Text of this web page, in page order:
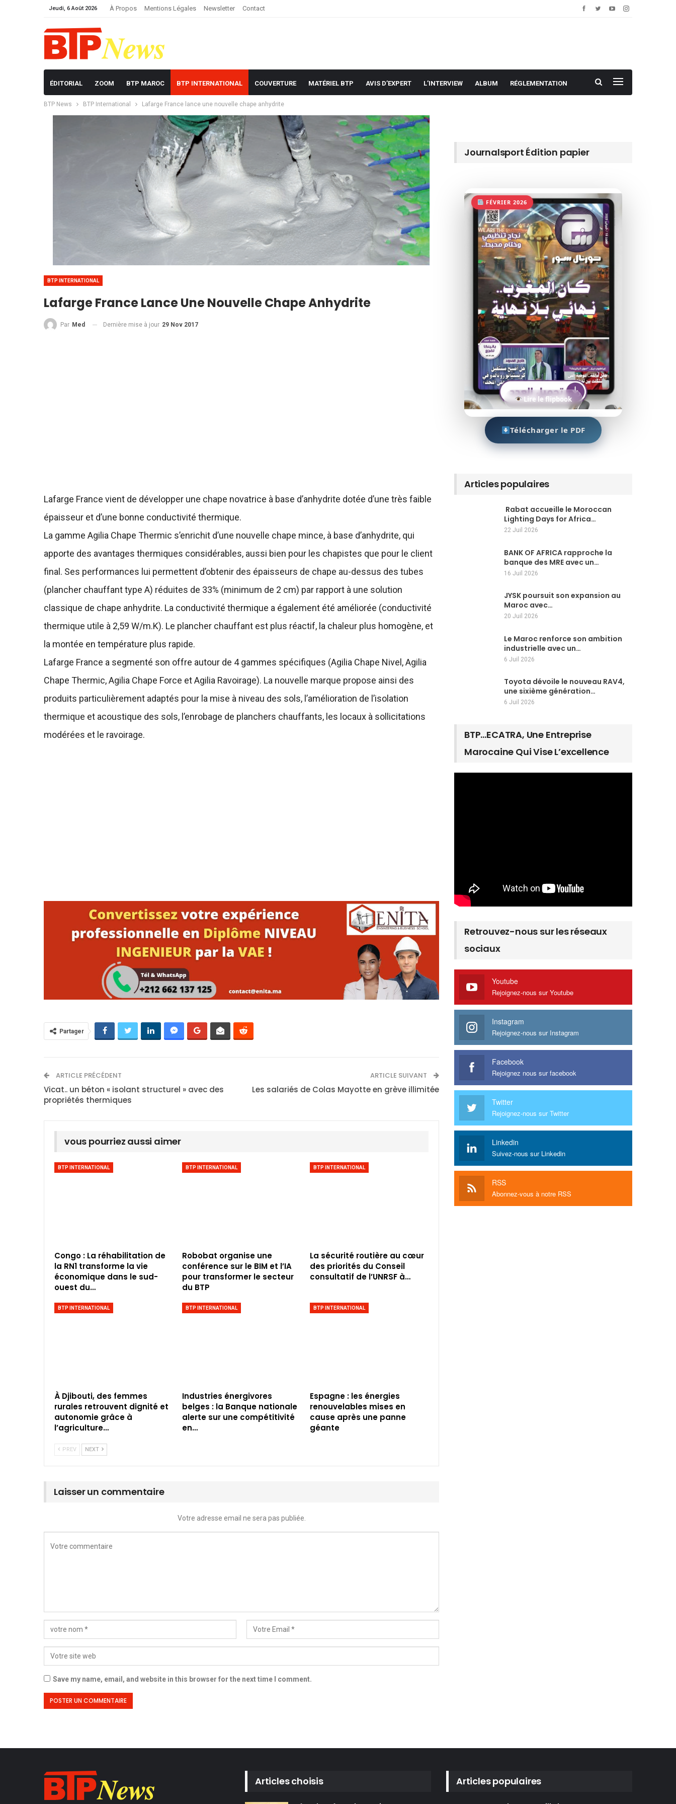
Jeudi, 6 Août 2026 À Propos Mentions Légales Newsletter Contact
ÉDITORIAL ZOOM BTP MAROC BTP INTERNATIONAL COUVERTURE MATÉRIEL BTP AVIS D’EXPERT L’INTERVIEW ALBUM RÉGLEMENTATION
BTP News BTP International Lafarge France lance une nouvelle chape anhydrite
BTP INTERNATIONAL
Lafarge France Lance Une Nouvelle Chape Anhydrite
Par Med Dernière mise à jour 29 Nov 2017
Lafarge France vient de développer une chape novatrice à base d’anhydrite dotée d’une très faible
épaisseur et d’une bonne conductivité thermique.
La gamme Agilia Chape Thermic s’enrichit d’une nouvelle chape mince, à base d’anhydrite, qui
apporte des avantages thermiques considérables, aussi bien pour les chapistes que pour le client
final. Ses performances lui permettent d’obtenir des épaisseurs de chape au-dessus des tubes
(plancher chauffant type A) réduites de 33% (minimum de 2 cm) par rapport à une solution
classique de chape anhydrite. La conductivité thermique a également été améliorée (conductivité
thermique utile à 2,59 W/m.K). Le plancher chauffant est plus réactif, la chaleur plus homogène, et
la montée en température plus rapide.
Lafarge France a segmenté son offre autour de 4 gammes spécifiques (Agilia Chape Nivel, Agilia
Chape Thermic, Agilia Chape Force et Agilia Ravoirage). La nouvelle marque propose ainsi des
produits particulièrement adaptés pour la mise à niveau des sols, l’amélioration de l’isolation
thermique et acoustique des sols, l’enrobage de planchers chauffants, les locaux à sollicitations
modérées et le ravoirage.
Partager
ARTICLE PRÉCÉDENT
Vicat.. un béton « isolant structurel » avec des
propriétés thermiques
ARTICLE SUIVANT
Les salariés de Colas Mayotte en grève illimitée
vous pourriez aussi aimer
BTP INTERNATIONAL
Congo : La réhabilitation de
la RN1 transforme la vie
économique dans le sud-
ouest du…
BTP INTERNATIONAL
Robobat organise une
conférence sur le BIM et l’IA
pour transformer le secteur
du BTP
BTP INTERNATIONAL
La sécurité routière au cœur
des priorités du Conseil
consultatif de l’UNRSF à…
BTP INTERNATIONAL
À Djibouti, des femmes
rurales retrouvent dignité et
autonomie grâce à
l’agriculture…
BTP INTERNATIONAL
Industries énergivores
belges : la Banque nationale
alerte sur une compétitivité
en…
BTP INTERNATIONAL
Espagne : les énergies
renouvelables mises en
cause après une panne
géante
PREV NEXT
Laisser un commentaire
Votre adresse email ne sera pas publiée.
Save my name, email, and website in this browser for the next time I comment.
Journalsport Édition papier
FÉVRIER 2026
Lire le flipbook
Télécharger le PDF
Articles populaires
Rabat accueille le Moroccan
Lighting Days for Africa…
22 Juil 2026
BANK OF AFRICA rapproche la
banque des MRE avec un…
16 Juil 2026
JYSK poursuit son expansion au
Maroc avec…
20 Juil 2026
Le Maroc renforce son ambition
industrielle avec un…
6 Juil 2026
Toyota dévoile le nouveau RAV4,
une sixième génération…
6 Juil 2026
BTP…ECATRA, Une Entreprise
Marocaine Qui Vise L’excellence
Retrouvez-nous sur les réseaux
sociaux
Youtube
Rejoignez-nous sur Youtube
Instagram
Rejoignez-nous sur Instagram
Facebook
Rejoignez nous sur facebook
Twitter
Rejoignez-nous sur Twitter
Linkedin
Suivez-nous sur Linkedin
RSS
Abonnez-vous à notre RSS
Articles choisis Articles populaires